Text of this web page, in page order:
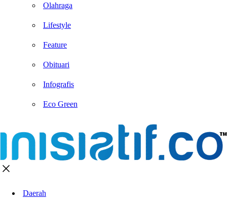
Olahraga
Lifestyle
Feature
Obituari
Infografis
Eco Green
Daerah